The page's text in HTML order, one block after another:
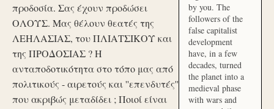
προδοσία. Σας έχουν προδώσει
ΟΛΟΥΣ. Μας θέλουν θεατές της
ΛΕΗΛΑΣΙΑΣ, του ΠΛΙΑΤΣΙΚΟΥ και
της ΠΡΟΔΟΣΙΑΣ ? Η
ανταποδοτικότητα στο τόπο μας από
πολιτικούς - αιρετούς και ''επενδυτές''
που ακριβώς μεταδίδει ; Ποιοί είναι
by you. The
followers of the
false capitalist
development
have, in a few
decades, turned
the planet into a
medieval phase
with wars and